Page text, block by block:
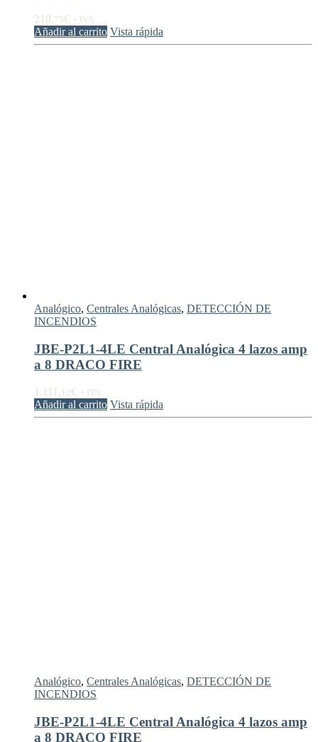
218,75€ + IVA
Añadir al carrito Vista rápida
Analógico, Centrales Analógicas, DETECCIÓN DE
INCENDIOS
JBE-P2L1-4LE Central Analógica 4 lazos amp
a 8 DRACO FIRE
1.111, 12€ + IVA
Añadir al carrito Vista rápida
Analógico, Centrales Analógicas, DETECCIÓN DE
INCENDIOS
JBE-P2L1-4LE Central Analógica 4 lazos amp
a 8 DRACO FIRE